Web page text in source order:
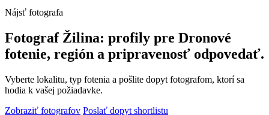
Nájsť fotografa
Fotograf Žilina: profily pre Dronové
fotenie, región a pripravenosť odpovedať.
Vyberte lokalitu, typ fotenia a pošlite dopyt fotografom, ktorí sa
hodia k vašej požiadavke.
Zobraziť fotografov Poslať dopyt shortlistu